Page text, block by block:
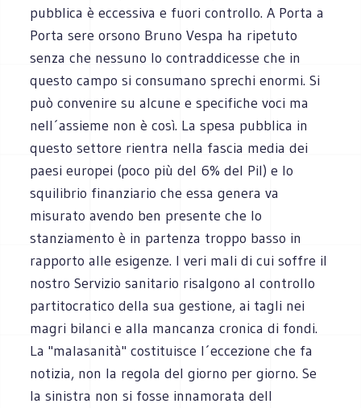
pubblica è eccessiva e fuori controllo. A Porta a
Porta sere orsono Bruno Vespa ha ripetuto
senza che nessuno lo contraddicesse che in
questo campo si consumano sprechi enormi. Si
può convenire su alcune e specifiche voci ma
nell´assieme non è così. La spesa pubblica in
questo settore rientra nella fascia media dei
paesi europei (poco più del 6% del Pil) e lo
squilibrio finanziario che essa genera va
misurato avendo ben presente che lo
stanziamento è in partenza troppo basso in
rapporto alle esigenze. I veri mali di cui soffre il
nostro Servizio sanitario risalgono al controllo
partitocratico della sua gestione, ai tagli nei
magri bilanci e alla mancanza cronica di fondi.
La "malasanità" costituisce l´eccezione che fa
notizia, non la regola del giorno per giorno. Se
la sinistra non si fosse innamorata dell